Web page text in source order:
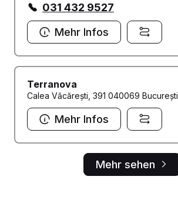
031 432 9527
Mehr Infos
Terranova
Calea Văcărești, 391 040069 București
Mehr Infos
Mehr sehen